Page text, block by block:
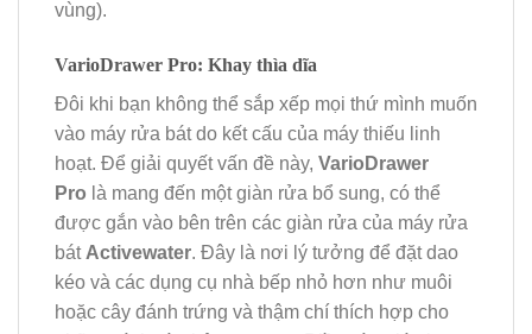
vùng).
VarioDrawer Pro: Khay thìa dĩa
Đôi khi bạn không thể sắp xếp mọi thứ mình muốn
vào máy rửa bát do kết cấu của máy thiếu linh
hoạt. Để giải quyết vấn đề này, VarioDrawer
Pro là mang đến một giàn rửa bổ sung, có thể
được gắn vào bên trên các giàn rửa của máy rửa
bát Activewater. Đây là nơi lý tưởng để đặt dao
kéo và các dụng cụ nhà bếp nhỏ hơn như muôi
hoặc cây đánh trứng và thậm chí thích hợp cho